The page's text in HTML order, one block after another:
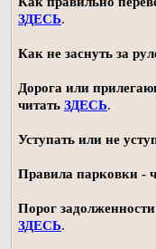
ЗДЕСЬ.
Как не заснуть за
Дорога или
читать ЗДЕСЬ.
Уступать или не
Правила парковки -
Порог
ЗДЕСЬ.